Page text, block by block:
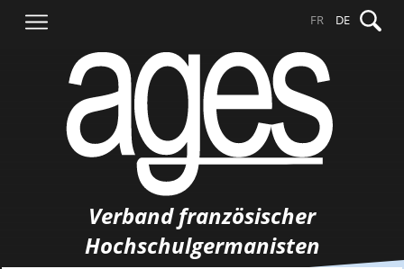
Inhalt
nach:
FR DE
Verband französischer
Hochschulgermanisten